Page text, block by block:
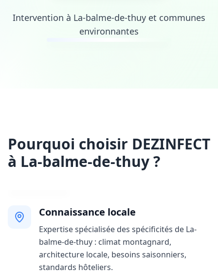
Intervention à La-balme-de-thuy et communes
environnantes
Pourquoi choisir DEZINFECT
à La-balme-de-thuy ?
Connaissance locale
Expertise spécialisée des spécificités de La-
balme-de-thuy : climat montagnard,
architecture locale, besoins saisonniers,
standards hôteliers.